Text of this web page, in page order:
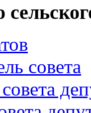
совета